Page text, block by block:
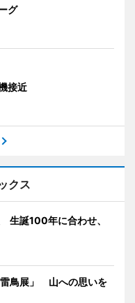
グ
接近
クス
生誕100年に合わせ、
鳥展」 山への思いを